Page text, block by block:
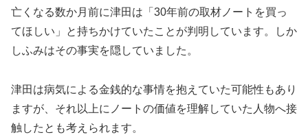
亡くなる数か月前に津田は「30年前の取材ノートを買っ
てほしい」と持ちかけていたことが判明しています。しか
しふみはその事実を隠していました。
津田は病気による金銭的な事情を抱えていた可能性もあり
ますが、それ以上にノートの価値を理解していた人物へ接
触したとも考えられます。